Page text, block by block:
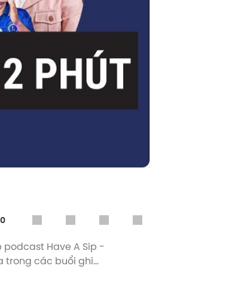
0
trong các buổi ghi